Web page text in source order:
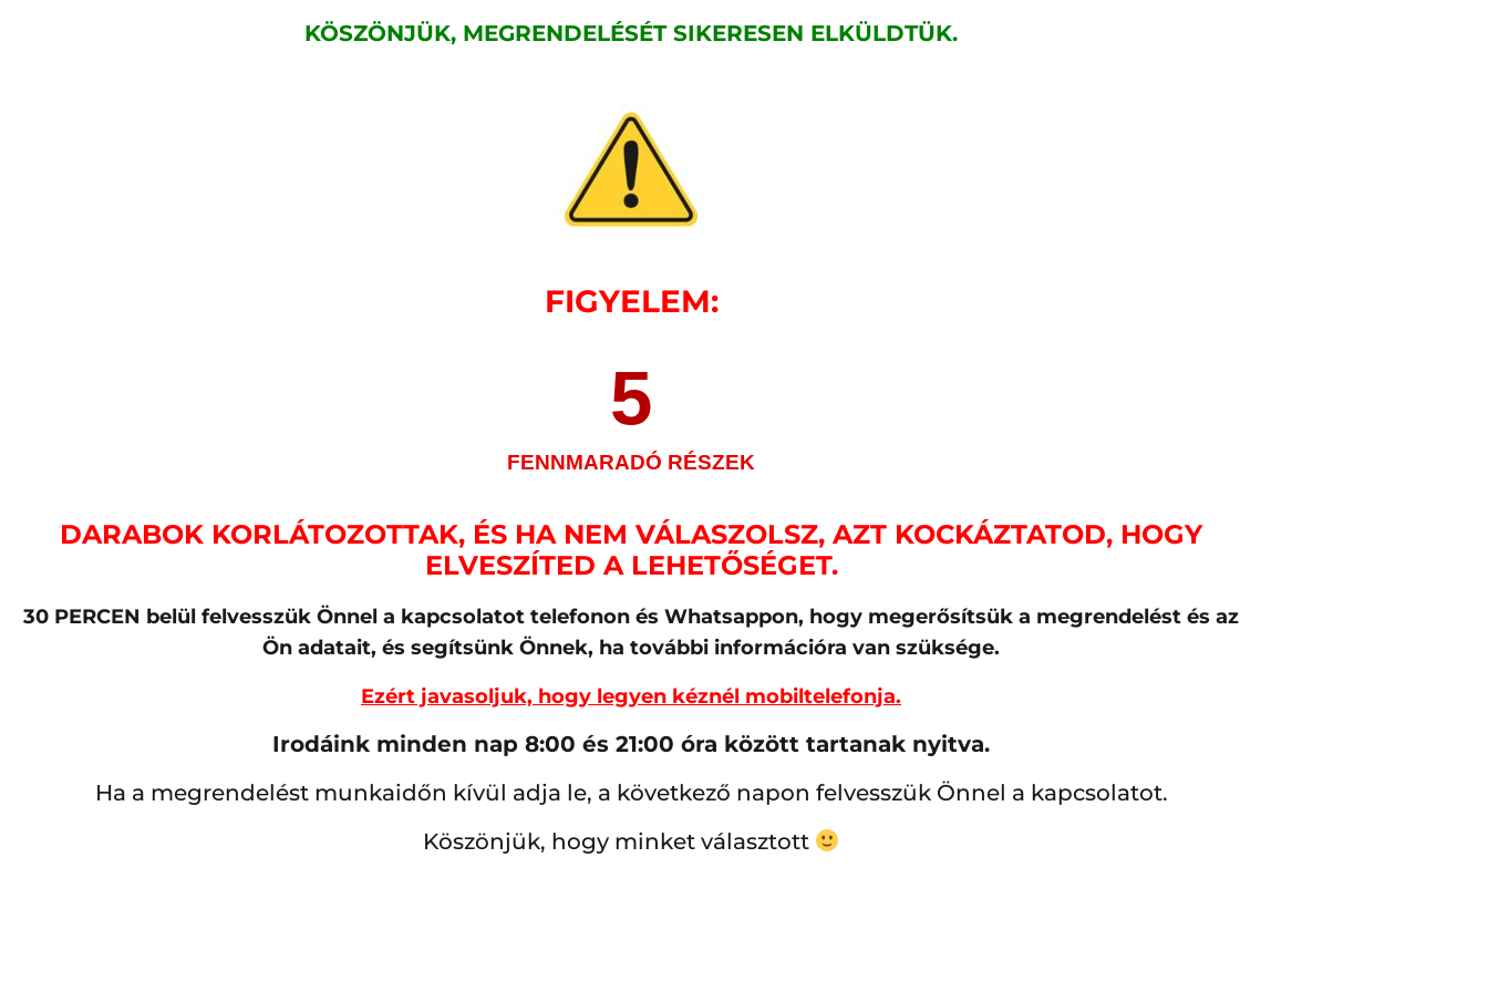
KÖSZÖNJÜK, MEGRENDELÉSÉT SIKERESEN ELKÜLDTÜK.
FIGYELEM:
FENNMARADÓ RÉSZEK
5
DARABOK KORLÁTOZOTTAK, ÉS HA NEM VÁLASZOLSZ, AZT KOCKÁZTATOD, HOGY
ELVESZÍTED A LEHETŐSÉGET.
30 PERCEN belül felvesszük Önnel a kapcsolatot telefonon és Whatsappon, hogy megerősítsük a megrendelést és az
Ön adatait, és segítsünk Önnek, ha további információra van szüksége.
Ezért javasoljuk, hogy legyen kéznél mobiltelefonja.
Irodáink minden nap 8:00 és 21:00 óra között tartanak nyitva.
Ha a megrendelést munkaidőn kívül adja le, a következő napon felvesszük Önnel a kapcsolatot.
Köszönjük, hogy minket választott